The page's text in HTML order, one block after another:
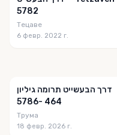
5782
Тецаве
6 февр. 2022 г.
‎⁨דרך הבעשייט תרומה גיליון
464 -5786
Трума
18 февр. 2026 г.